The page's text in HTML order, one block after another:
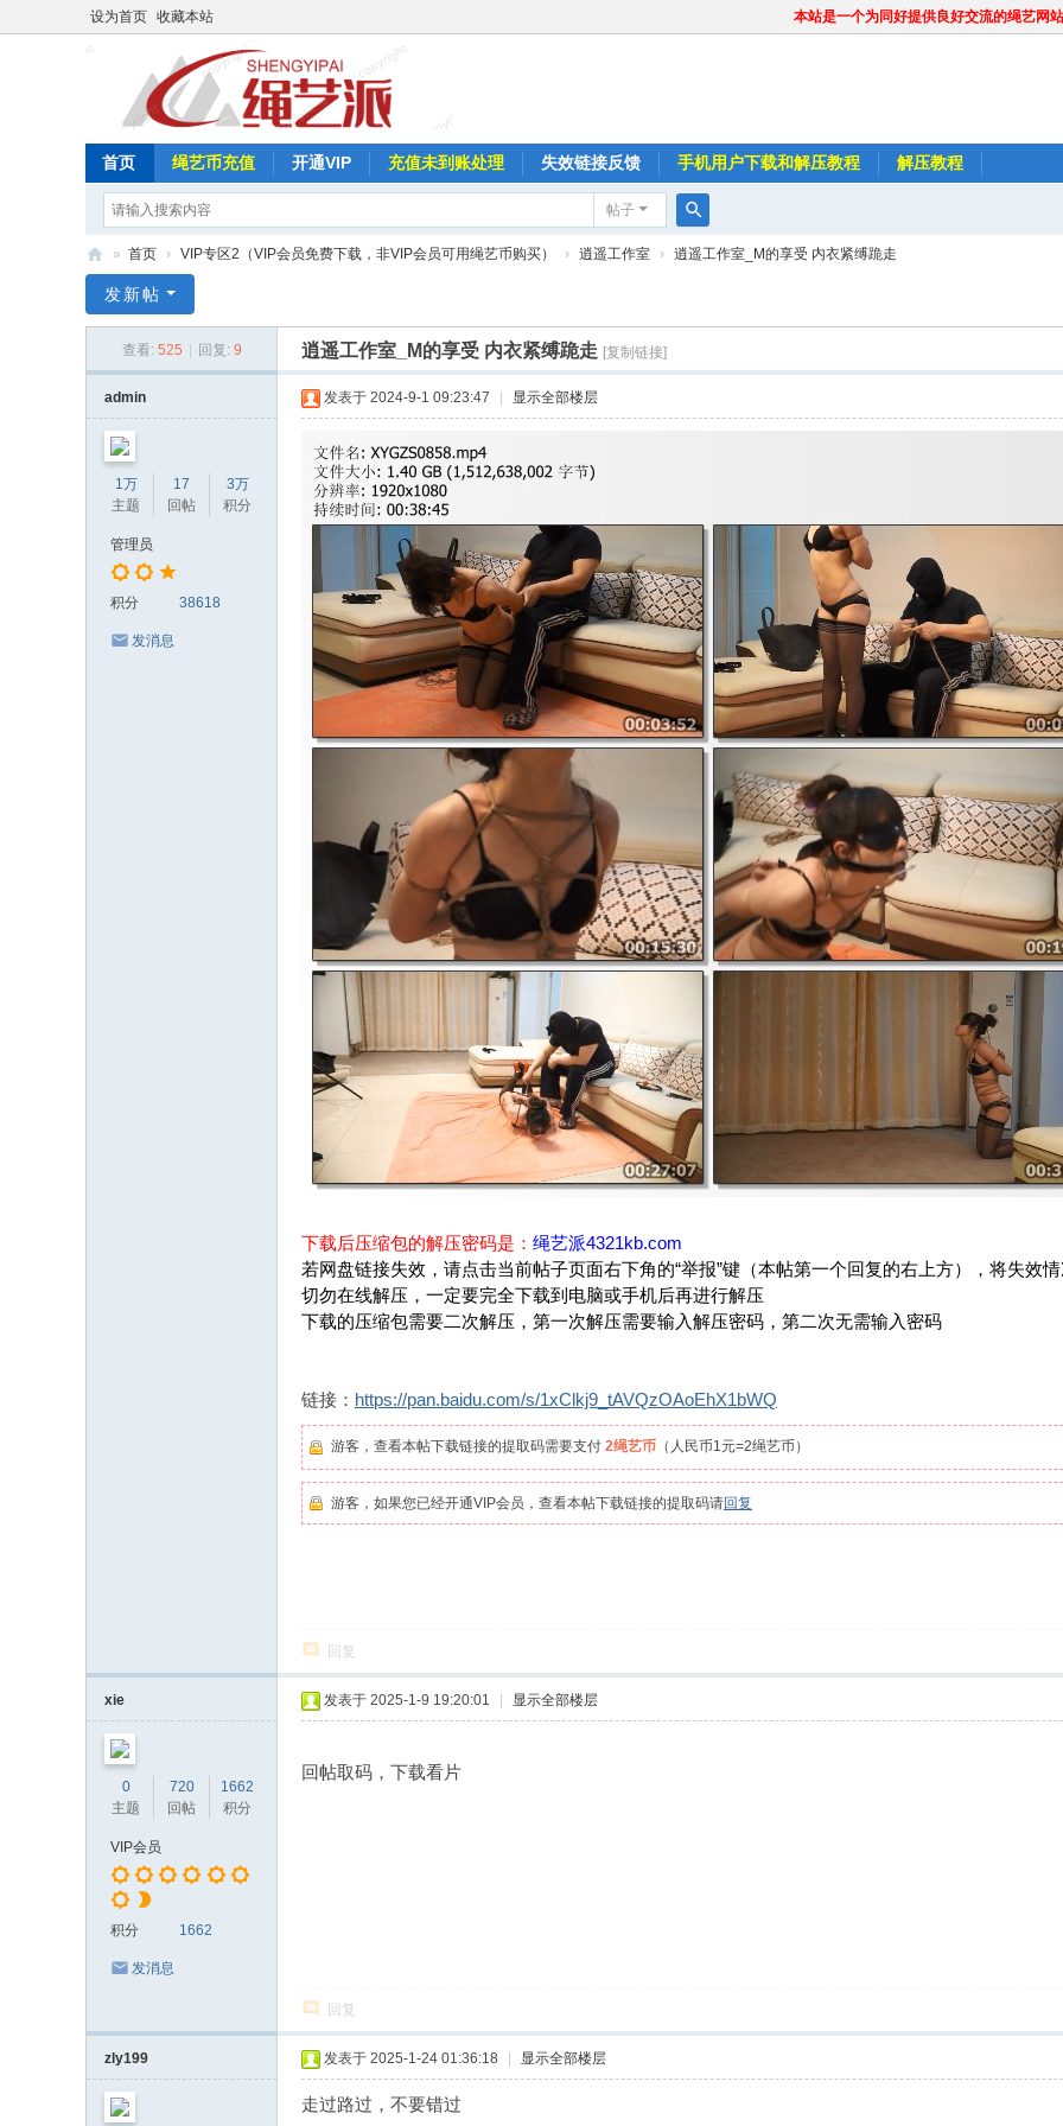
设为首页 收藏本站 本站是一个为同好提供良好交流的绳艺网
首页 绳艺币充值 开通VIP 充值未到账处理 失效链接反馈 手机用户下载和解压教程 解压教程
帖子
搜
艺
» 首页 › VIP专区2（VIP会员免费下载，非VIP会员可用绳艺币购买） › 逍遥工作室 › 逍遥工作室_M的享受 内衣紧缚跪走
发新帖
查看: 525 回复: 9 逍遥工作室_M的享受 内衣紧缚跪走 [复制链接]
admin
1万
主题
17
回帖
3万
积分
管理员
积分 38618
发消息
发表于 2024-9-1 09:23:47 显示全部楼层
下载后压缩包的解压密码是： 绳艺派4321kb.com
若网盘链接失效，请点击当前帖子页面右下角的“举报”键（本帖第一个回复的右上方），将失效
切勿在线解压，一定要完全下载到电脑或手机后再进行解压
下载的压缩包需要二次解压，第一次解压需要输入解压密码，第二次无需输入密码
链接： https://pan.baidu.com/s/1xClkj9_tAVQzOAoEhX1bWQ
游客，查看本帖下载链接的提取码需要支付 2绳艺币 （人民币1元=2绳艺币）
游客，如果您已经开通VIP会员，查看本帖下载链接的提取码请回复
回复
xie
0
主题
720
回帖
1662
积分
VIP会员
积分 1662
发消息
发表于 2025-1-9 19:20:01 显示全部楼层
回帖取码，下载看片
回复
zly199 发表于 2025-1-24 01:36:18 显示全部楼层
走过路过，不要错过